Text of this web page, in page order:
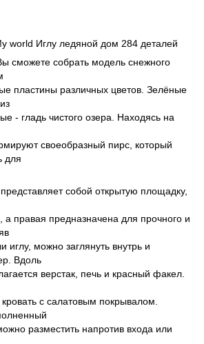
world Иглу ледяной дом 284 деталей
сможете собрать модель снежного
пластины различных цветов. Зелёные
- гладь чистого озера. Находясь на
своеобразный пирс, который
для
собой открытую площадку,
а правая предназначена для прочного и
иглу, можно заглянуть внутрь и
Вдоль
верстак, печь и красный факел.
с салатовым покрывалом.
разместить напротив входа или